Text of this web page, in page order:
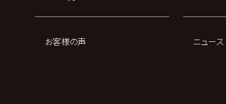
お客様の声 ニュース